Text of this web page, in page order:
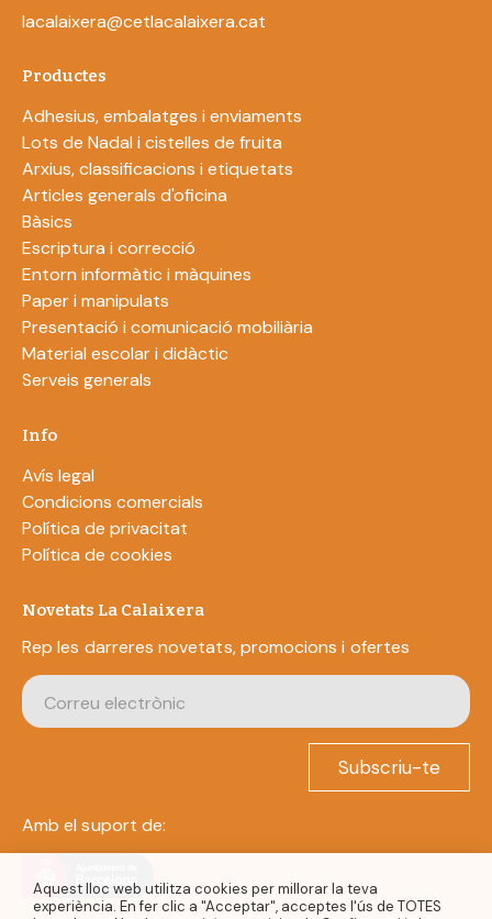
lacalaixera@cetlacalaixera.cat
Productes
Adhesius, embalatges i enviaments
Lots de Nadal i cistelles de fruita
Arxius, classificacions i etiquetats
Articles generals d'oficina
Bàsics
Escriptura i correcció
Entorn informàtic i màquines
Paper i manipulats
Presentació i comunicació mobiliària
Material escolar i didàctic
Serveis generals
Info
Avís legal
Condicions comercials
Política de privacitat
Política de cookies
Novetats La Calaixera
Rep les darreres novetats, promocions i ofertes
Subscriu-te
Amb el suport de:
Aquest lloc web utilitza cookies per millorar la teva
experiència. En fer clic a "Acceptar", acceptes l'ús de TOTES